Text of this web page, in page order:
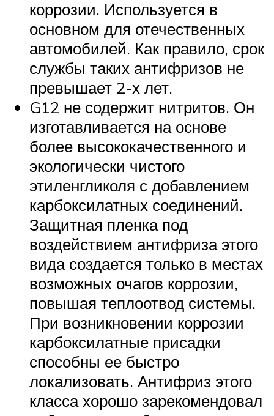
коррозии. Используется в
основном для отечественных
автомобилей. Как правило, срок
службы таких антифризов не
превышает 2-х лет.
G12 не содержит нитритов. Он
изготавливается на основе
более высококачественного и
экологически чистого
этиленгликоля с добавлением
карбоксилатных соединений.
Защитная пленка под
воздействием антифриза этого
вида создается только в местах
возможных очагов коррозии,
повышая теплоотвод системы.
При возникновении коррозии
карбоксилатные присадки
способны ее быстро
локализовать. Антифриз этого
класса хорошо зарекомендовал